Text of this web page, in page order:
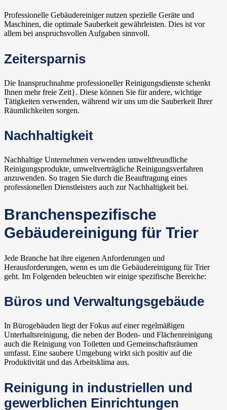
Professionelle Gebäudereiniger nutzen spezielle Geräte und
Maschinen, die optimale Sauberkeit gewährleisten. Dies ist vor
allem bei anspruchsvollen Aufgaben sinnvoll.
Zeitersparnis
Die Inanspruchnahme professioneller Reinigungsdienste schenkt
Ihnen mehr freie Zeit}. Diese können Sie für andere, wichtige
Tätigkeiten verwenden, während wir uns um die Sauberkeit Ihrer
Räumlichkeiten sorgen.
Nachhaltigkeit
Nachhaltige Unternehmen verwenden umweltfreundliche
Reinigungsprodukte, umweltverträgliche Reinigungsverfahren
anzuwenden. So tragen Sie durch die Beauftragung eines
professionellen Dienstleisters auch zur Nachhaltigkeit bei.
Branchenspezifische
Gebäudereinigung für Trier
Jede Branche hat ihre eigenen Anforderungen und
Herausforderungen, wenn es um die Gebäudereinigung für Trier
geht. Im Folgenden beleuchten wir einige spezifische Bereiche:
Büros und Verwaltungsgebäude
In Bürogebäuden liegt der Fokus auf einer regelmäßigen
Unterhaltsreinigung, die neben der Boden- und Flächenreinigung
auch die Reinigung von Toiletten und Gemeinschaftsräumen
umfasst. Eine saubere Umgebung wirkt sich positiv auf die
Produktivität und das Arbeitsklima aus.
Reinigung in industriellen und
gewerblichen Einrichtungen